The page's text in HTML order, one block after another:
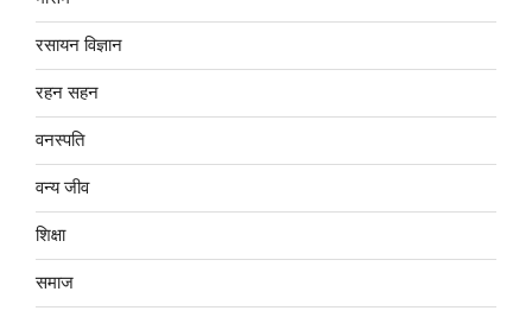
रसायन विज्ञान
रहन सहन
वनस्पति
वन्य जीव
शिक्षा
समाज